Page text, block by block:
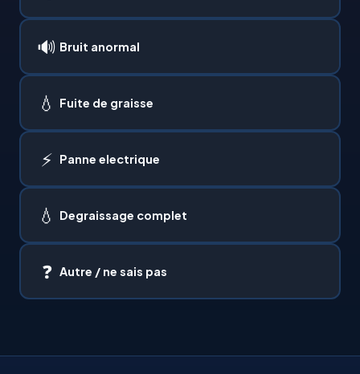
🔊 Bruit anormal
💧 Fuite de graisse
⚡ Panne electrique
💧 Degraissage complet
❓ Autre / ne sais pas